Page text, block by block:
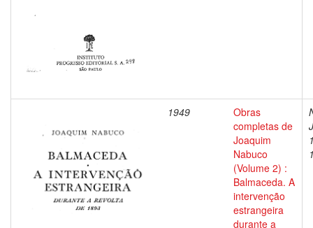
1949
Obras
completas de
Joaquim
Nabuco
(Volume 2) :
Balmaceda. A
intervenção
estrangeira
durante a